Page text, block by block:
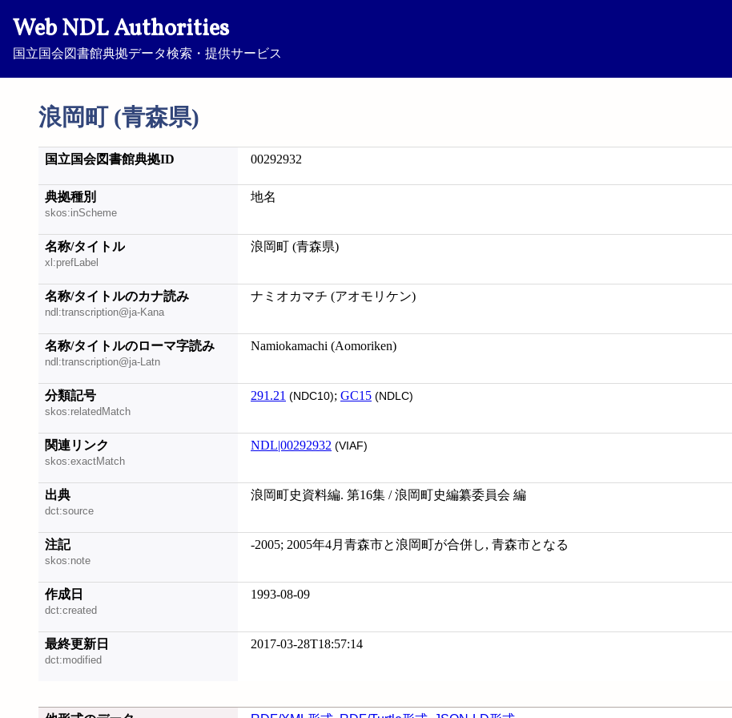
Web NDL Authorities
国立国会図書館典拠データ検索・提供サービス
浪岡町 (青森県)
国立国会図書館典拠ID 00292932
典拠種別
skos:inScheme
地名
名称/タイトル
xl:prefLabel
浪岡町 (青森県)
名称/タイトルのカナ読み
ndl:transcription@ja-Kana
ナミオカマチ (アオモリケン)
名称/タイトルのローマ字読み
ndl:transcription@ja-Latn
Namiokamachi (Aomoriken)
分類記号
skos:relatedMatch
291.21 (NDC10); GC15 (NDLC)
関連リンク
skos:exactMatch
NDL|00292932 (VIAF)
出典
dct:source
浪岡町史資料編. 第16集 / 浪岡町史編纂委員会 編
注記
skos:note
-2005; 2005年4月青森市と浪岡町が合併し, 青森市となる
作成日
dct:created
1993-08-09
最終更新日
dct:modified
2017-03-28T18:57:14